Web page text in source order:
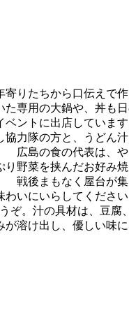
りたちから口伝えで
専用の大鍋や、丼も
ントに出店しています
力隊の方と、うどん
広島の食の代表は、
野菜を挟んだお好み
戦後まもなく屋台が
いにいらしてください
。汁の具材は、豆腐
溶け出し、優しい味